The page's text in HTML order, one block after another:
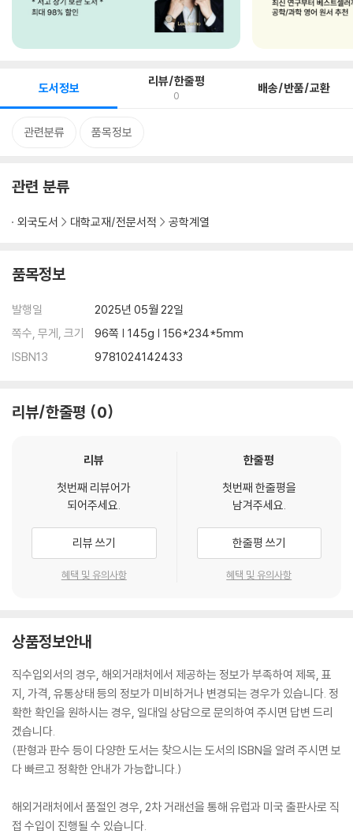
도서정보 리뷰/한줄평
0 배송/반품/교환
관련분류 품목정보
관련 분류
외국도서 대학교재/전문서적 공학계열
품목정보
발행일
2025년 05월 22일
쪽수, 무게, 크기
96쪽 | 145g | 156*234*5mm
ISBN13
9781024142433
리뷰/한줄평 0
리뷰
첫번째 리뷰어가
되어주세요.
리뷰 쓰기
혜택 및 유의사항
한줄평
첫번째 한줄평을
남겨주세요.
한줄평 쓰기
혜택 및 유의사항
상품정보안내
직수입외서의 경우, 해외거래처에서 제공하는 정보가 부족하여 제목, 표
지, 가격, 유통상태 등의 정보가 미비하거나 변경되는 경우가 있습니다. 정
확한 확인을 원하시는 경우, 일대일 상담으로 문의하여 주시면 답변 드리
겠습니다.
(판형과 판수 등이 다양한 도서는 찾으시는 도서의 ISBN을 알려 주시면 보
다 빠르고 정확한 안내가 가능합니다.)
해외거래처에서 품절인 경우, 2차 거래선을 통해 유럽과 미국 출판사로 직
접 수입이 진행될 수 있습니다.